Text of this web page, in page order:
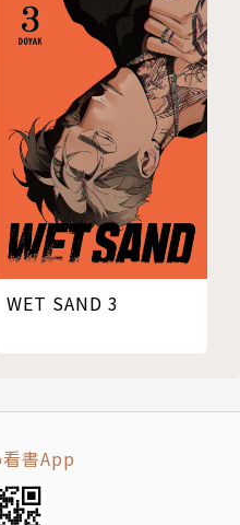
WET SAND 3
書App